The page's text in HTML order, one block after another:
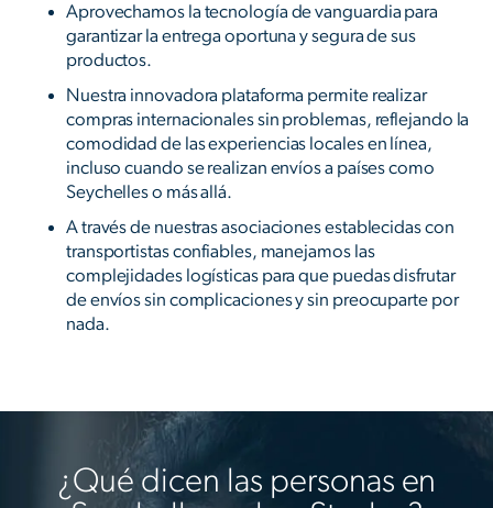
Aprovechamos la tecnología de vanguardia para
garantizar la entrega oportuna y segura de sus
productos.
Nuestra innovadora plataforma permite realizar
compras internacionales sin problemas, reflejando la
comodidad de las experiencias locales en línea,
incluso cuando se realizan envíos a países como
Seychelles o más allá.
A través de nuestras asociaciones establecidas con
transportistas confiables, manejamos las
complejidades logísticas para que puedas disfrutar
de envíos sin complicaciones y sin preocuparte por
nada.
¿Qué dicen las personas en